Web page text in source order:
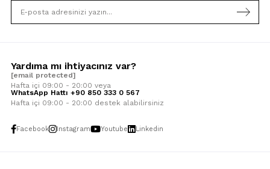
Yardıma mı ihtiyacınız var?
[email protected]
Hafta içi 09:00 - 20:00 veya
WhatsApp Hattı +90 850 333 0 567
Hafta içi 09:00 - 20:00 destek alabilirsiniz
Facebook Instagram Youtube Linkedin